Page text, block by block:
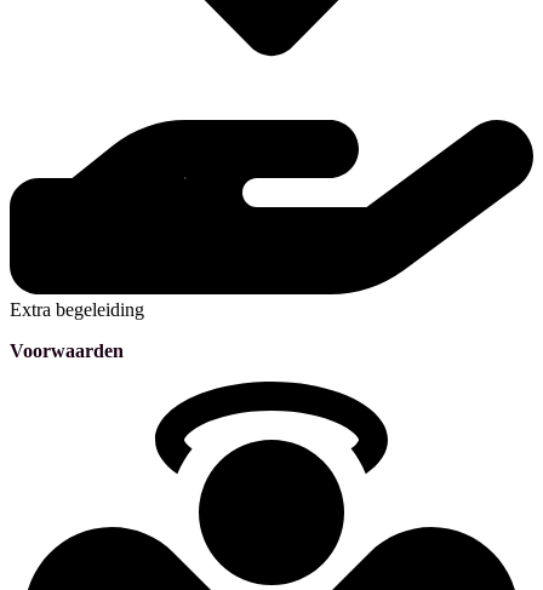
Extra begeleiding
Voorwaarden